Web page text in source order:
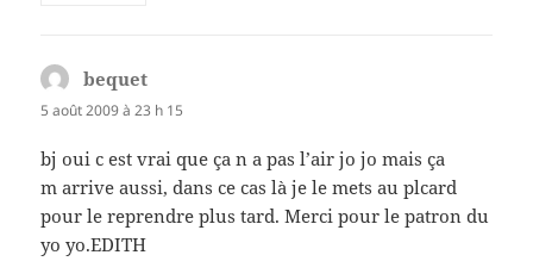
bequet
5 août 2009 à 23 h 15
bj oui c est vrai que ça n a pas l’air jo jo mais ça
m arrive aussi, dans ce cas là je le mets au plcard
pour le reprendre plus tard. Merci pour le patron du
yo yo.EDITH